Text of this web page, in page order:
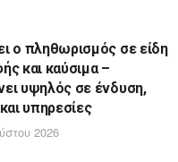
ο πληθωρισμός σε είδη
και καύσιμα –
υψηλός σε ένδυση,
υπηρεσίες
2026